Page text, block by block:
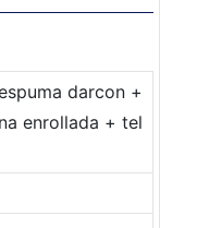
darcon +
enrollada + tel